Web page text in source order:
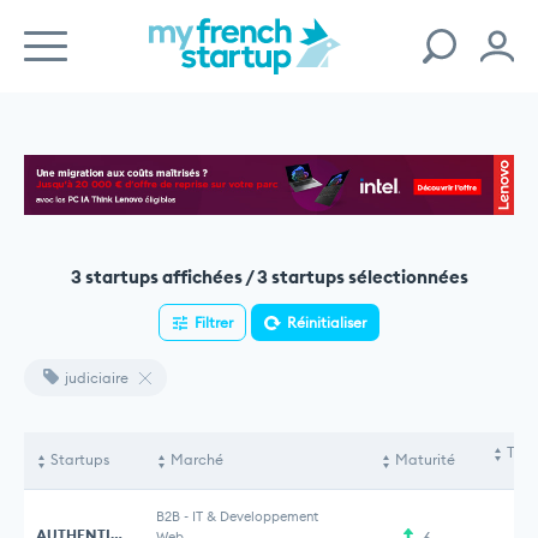
3 startups affichées / 3 startups sélectionnées
Filtrer Réinitialiser
judiciaire
Startups Marché Maturité
B2B - IT & Developpement